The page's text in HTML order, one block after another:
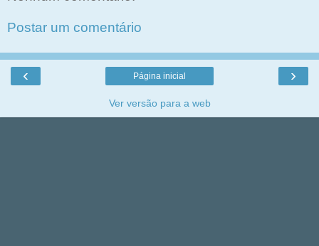
Postar um comentário
‹ ›
Página inicial
Ver versão para a web